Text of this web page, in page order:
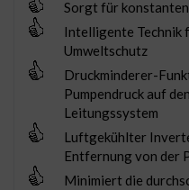
Sorgt für
Intelligente Technik
Umweltschutz
Druckminderer-
Pumpendruck auf
Leitungssystem
Luftgekühlter
Entfernung von der
Minimiert die